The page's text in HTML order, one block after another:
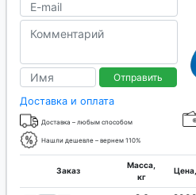
Отправить
Доставка и оплата
Доставка – любым способом
Нашли дешевле – вернем 110%
Заказ
Масса,
кг